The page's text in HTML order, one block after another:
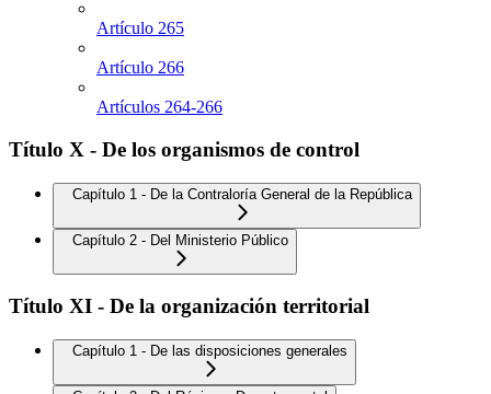
Artículo 265
Artículo 266
Artículos 264-266
Título X - De los organismos de control
Capítulo 1 - De la Contraloría General de la República
Capítulo 2 - Del Ministerio Público
Título XI - De la organización territorial
Capítulo 1 - De las disposiciones generales